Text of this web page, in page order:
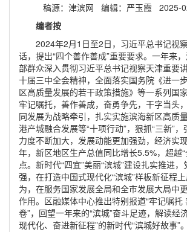
稿源：津滨网 编辑：严玉霞 2025-
编者按
2024年2月1日至2日，习近平总书记视
话，提出“四个善作善成”重要要求。一年来
部群众深入贯彻习近平总书记视察天津重要
十届三中全会精神，全面落实国务院《进一
区高质量发展的若干政策措施》等一系列国
牢记嘱托，善作善成，奋勇争先，干字当头
同发展为战略牵引，扎实实施滨海新区高质
港产城融合发展等“十项行动”，狠抓“三新”，
力度不断加大，发展动能更加强劲，经济实
年，新区地区生产总值同比增长5.5%，超越
点。新时代“四宜”美丽“滨城”建设扎实推进
强，在打造中国式现代化“滨城”样板新征程
为，在服务国家发展全局和全市发展大局中
作用。区融媒体中心推出特别报道“牢记嘱托
卷”，回望一年来的“滨城”奋斗足迹，解读经
现代化、奋进新征程”的新时代“滨城好故事”。